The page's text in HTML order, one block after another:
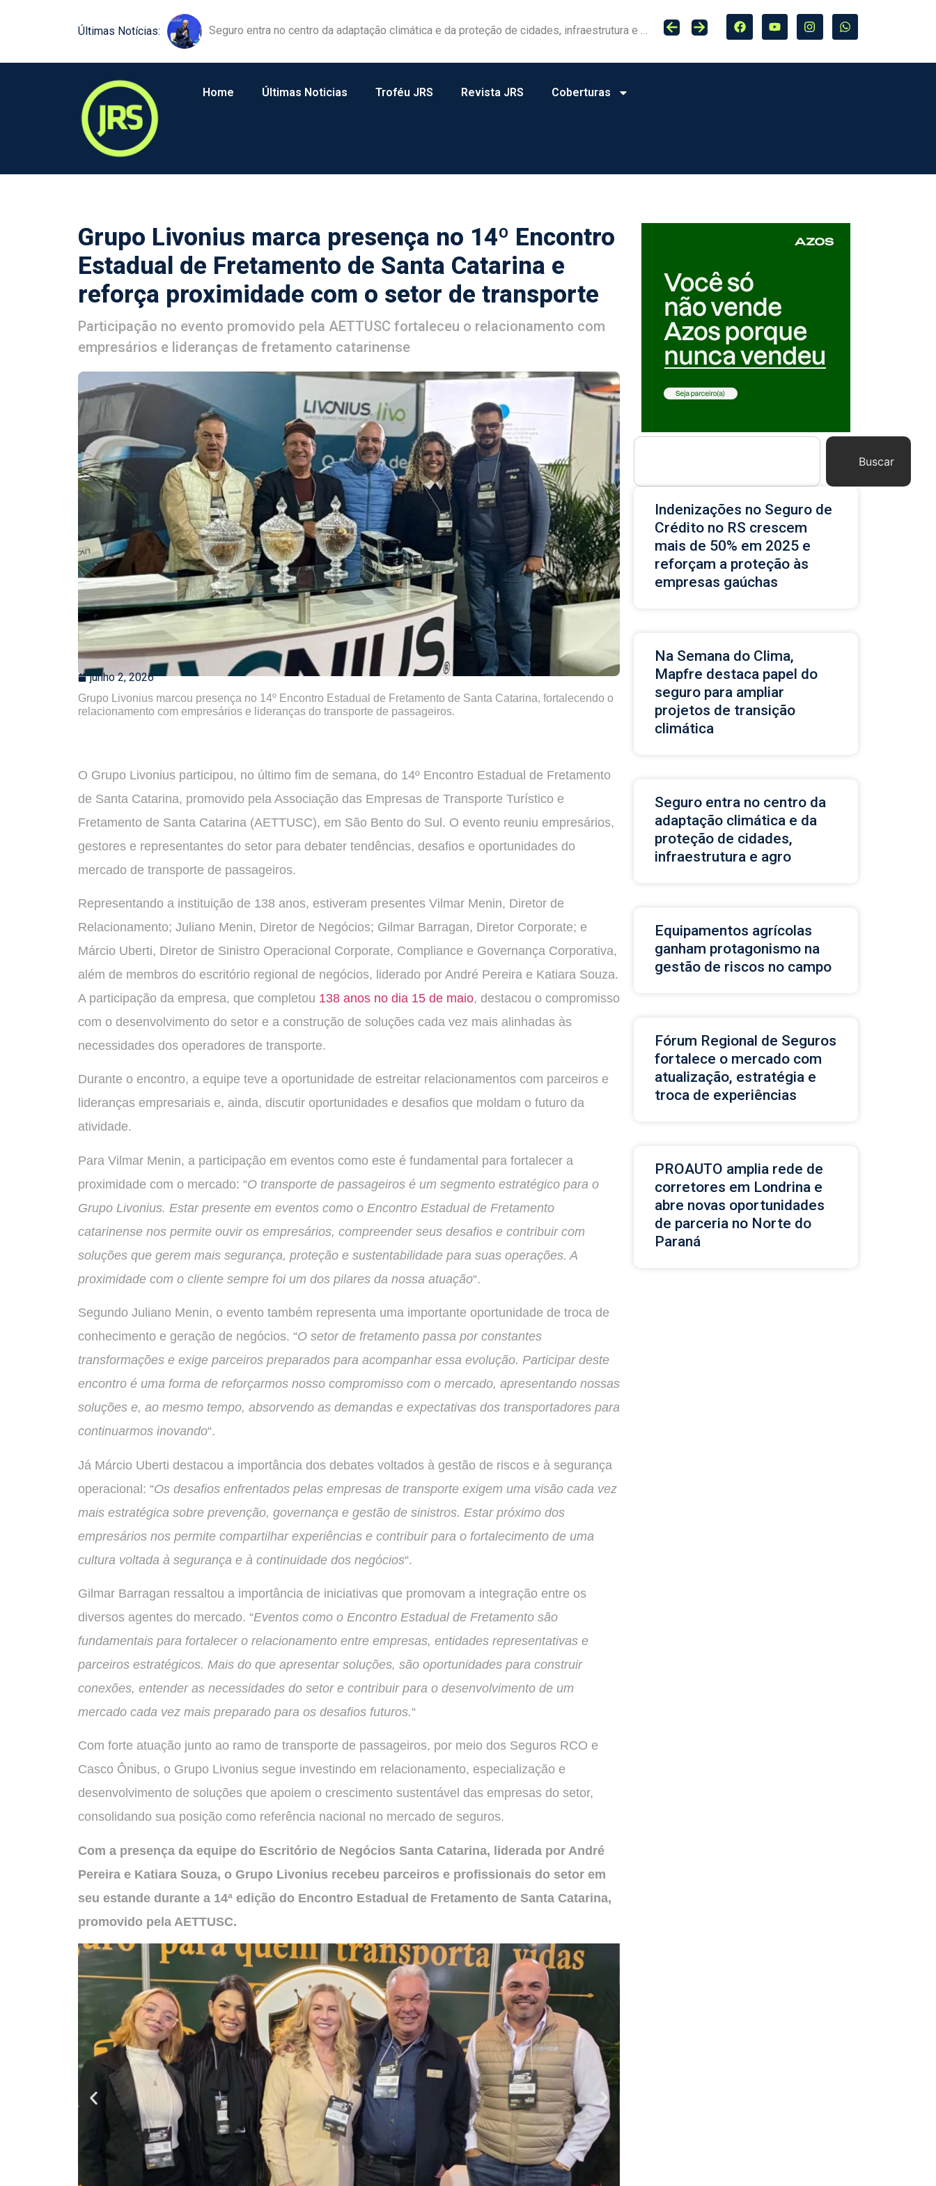
Últimas Notícias: Seguro entra no centro da adaptação climática e da proteção de cidades, infraestrutura e agro
Equipamentos agrícolas ganham protagonismo na gestão de riscos no campo
Home Últimas Noticias Troféu JRS Revista JRS Coberturas
Grupo Livonius marca presença no 14º Encontro
Estadual de Fretamento de Santa Catarina e
reforça proximidade com o setor de transporte
Participação no evento promovido pela AETTUSC fortaleceu o relacionamento com
empresários e lideranças de fretamento catarinense
junho 2, 2026
Grupo Livonius marcou presença no 14º Encontro Estadual de Fretamento de Santa Catarina, fortalecendo o
relacionamento com empresários e lideranças do transporte de passageiros.
O Grupo Livonius participou, no último fim de semana, do 14º Encontro Estadual de Fretamento
de Santa Catarina, promovido pela Associação das Empresas de Transporte Turístico e
Fretamento de Santa Catarina (AETTUSC), em São Bento do Sul. O evento reuniu empresários,
gestores e representantes do setor para debater tendências, desafios e oportunidades do
mercado de transporte de passageiros.
Representando a instituição de 138 anos, estiveram presentes Vilmar Menin, Diretor de
Relacionamento; Juliano Menin, Diretor de Negócios; Gilmar Barragan, Diretor Corporate; e
Márcio Uberti, Diretor de Sinistro Operacional Corporate, Compliance e Governança Corporativa,
além de membros do escritório regional de negócios, liderado por André Pereira e Katiara Souza.
A participação da empresa, que completou 138 anos no dia 15 de maio, destacou o compromisso
com o desenvolvimento do setor e a construção de soluções cada vez mais alinhadas às
necessidades dos operadores de transporte.
Durante o encontro, a equipe teve a oportunidade de estreitar relacionamentos com parceiros e
lideranças empresariais e, ainda, discutir oportunidades e desafios que moldam o futuro da
atividade.
Para Vilmar Menin, a participação em eventos como este é fundamental para fortalecer a
proximidade com o mercado: “O transporte de passageiros é um segmento estratégico para o
Grupo Livonius. Estar presente em eventos como o Encontro Estadual de Fretamento
catarinense nos permite ouvir os empresários, compreender seus desafios e contribuir com
soluções que gerem mais segurança, proteção e sustentabilidade para suas operações. A
proximidade com o cliente sempre foi um dos pilares da nossa atuação“.
Segundo Juliano Menin, o evento também representa uma importante oportunidade de troca de
conhecimento e geração de negócios. “O setor de fretamento passa por constantes
transformações e exige parceiros preparados para acompanhar essa evolução. Participar deste
encontro é uma forma de reforçarmos nosso compromisso com o mercado, apresentando nossas
soluções e, ao mesmo tempo, absorvendo as demandas e expectativas dos transportadores para
continuarmos inovando“.
Já Márcio Uberti destacou a importância dos debates voltados à gestão de riscos e à segurança
operacional: “Os desafios enfrentados pelas empresas de transporte exigem uma visão cada vez
mais estratégica sobre prevenção, governança e gestão de sinistros. Estar próximo dos
empresários nos permite compartilhar experiências e contribuir para o fortalecimento de uma
cultura voltada à segurança e à continuidade dos negócios“.
Gilmar Barragan ressaltou a importância de iniciativas que promovam a integração entre os
diversos agentes do mercado. “Eventos como o Encontro Estadual de Fretamento são
fundamentais para fortalecer o relacionamento entre empresas, entidades representativas e
parceiros estratégicos. Mais do que apresentar soluções, são oportunidades para construir
conexões, entender as necessidades do setor e contribuir para o desenvolvimento de um
mercado cada vez mais preparado para os desafios futuros.“
Com forte atuação junto ao ramo de transporte de passageiros, por meio dos Seguros RCO e
Casco Ônibus, o Grupo Livonius segue investindo em relacionamento, especialização e
desenvolvimento de soluções que apoiem o crescimento sustentável das empresas do setor,
consolidando sua posição como referência nacional no mercado de seguros.
Com a presença da equipe do Escritório de Negócios Santa Catarina, liderada por André
Pereira e Katiara Souza, o Grupo Livonius recebeu parceiros e profissionais do setor em
seu estande durante a 14ª edição do Encontro Estadual de Fretamento de Santa Catarina,
promovido pela AETTUSC.
Buscar
Indenizações no Seguro de
Crédito no RS crescem
mais de 50% em 2025 e
reforçam a proteção às
empresas gaúchas
Na Semana do Clima,
Mapfre destaca papel do
seguro para ampliar
projetos de transição
climática
Seguro entra no centro da
adaptação climática e da
proteção de cidades,
infraestrutura e agro
Equipamentos agrícolas
ganham protagonismo na
gestão de riscos no campo
Fórum Regional de Seguros
fortalece o mercado com
atualização, estratégia e
troca de experiências
PROAUTO amplia rede de
corretores em Londrina e
abre novas oportunidades
de parceria no Norte do
Paraná